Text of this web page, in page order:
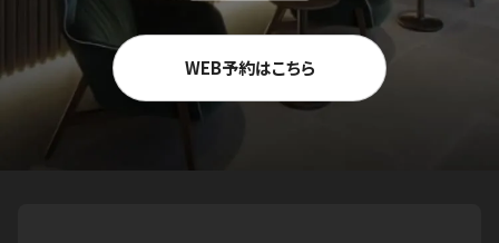
WEB予約はこちら